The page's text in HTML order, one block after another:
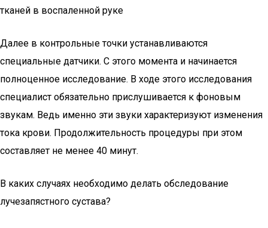
тканей в воспаленной руке
Далее в контрольные точки устанавливаются
специальные датчики. С этого момента и начинается
полноценное исследование. В ходе этого исследования
специалист обязательно прислушивается к фоновым
звукам. Ведь именно эти звуки характеризуют изменения
тока крови. Продолжительность процедуры при этом
составляет не менее 40 минут.
В каких случаях необходимо делать обследование
лучезапястного сустава?